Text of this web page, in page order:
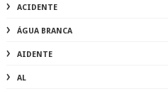
ACIDENTE
ÁGUA BRANCA
AIDENTE
AL